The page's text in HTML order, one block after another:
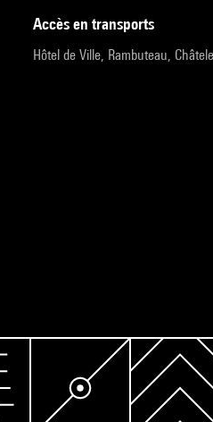
accès en transports
Hôtel de Ville, Rambuteau,